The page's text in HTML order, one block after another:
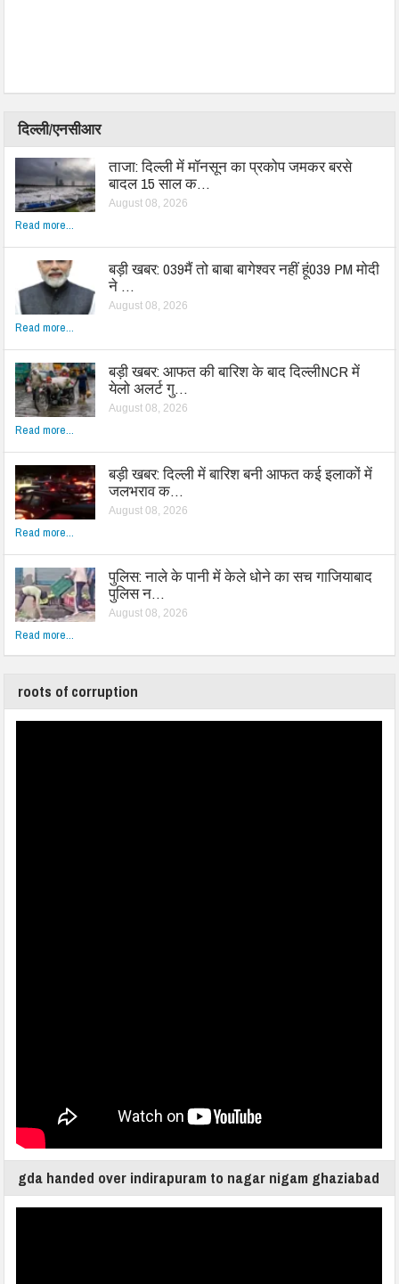
दिल्ली/एनसीआर
ताजा: दिल्ली में मॉनसून का प्रकोप जमकर बरसे
बादल 15 साल क…
August 08, 2026
Read more...
बड़ी खबर: 039मैं तो बाबा बागेश्वर नहीं हूं039 PM मोदी
ने …
August 08, 2026
Read more...
बड़ी खबर: आफत की बारिश के बाद दिल्लीNCR में
येलो अलर्ट गु…
August 08, 2026
Read more...
बड़ी खबर: दिल्ली में बारिश बनी आफत कई इलाकों में
जलभराव क…
August 08, 2026
Read more...
पुलिस: नाले के पानी में केले धोने का सच गाजियाबाद
पुलिस न…
August 08, 2026
Read more...
roots of corruption
gda handed over indirapuram to nagar nigam ghaziabad